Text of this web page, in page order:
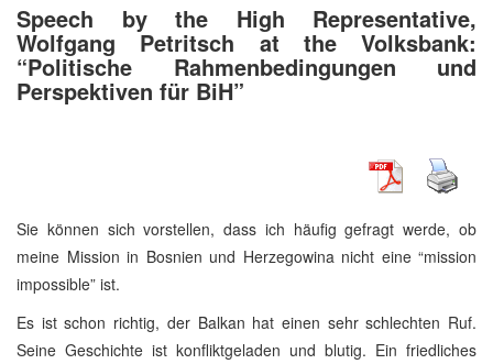
Speech by the High Representative,
Wolfgang Petritsch at the Volksbank:
“Politische Rahmenbedingungen und
Perspektiven für BiH”
Sie können sich vorstellen, dass ich häufig gefragt werde, ob
meine Mission in Bosnien und Herzegowina nicht eine “mission
impossible” ist.
Es ist schon richtig, der Balkan hat einen sehr schlechten Ruf.
Seine Geschichte ist konfliktgeladen und blutig. Ein friedliches